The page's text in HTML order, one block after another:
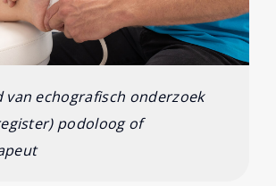
van echografisch onderzoek
podoloog of